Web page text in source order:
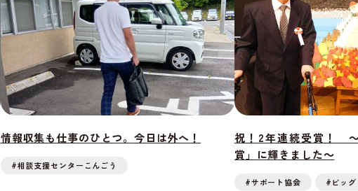
情報収集も仕事のひとつ。今日は外へ！
#相談支援センターこんごう
祝！2年連続受賞！
賞」に輝きました～
#サポート協会 #ビッグ